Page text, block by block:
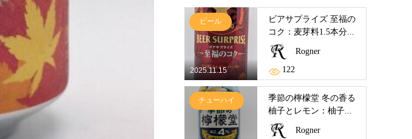
2025.11.15
ビール
ビアサプライズ 至福の
コク：麦芽料1.5本分...
Rogner
122
チューハイ
季節の檸檬堂 冬の香る
柚子とレモン：柚子...
Rogner